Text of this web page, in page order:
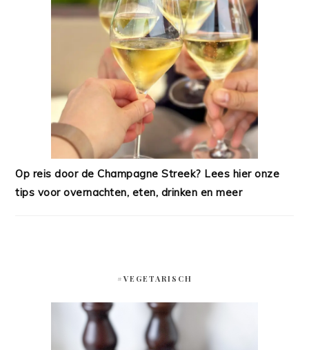
Op reis door de Champagne Streek? Lees hier onze
tips voor overnachten, eten, drinken en meer
#VEGETARISCH